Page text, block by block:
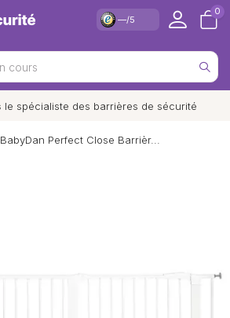
—/5
0
Livraison et retour
BabyDan Perfect Close Barrièr...